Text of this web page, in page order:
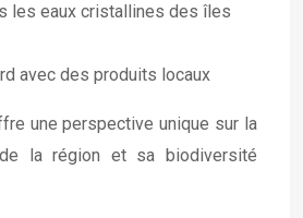
les eaux cristallines des îles
avec des produits locaux
une perspective unique sur la
la région et sa biodiversité